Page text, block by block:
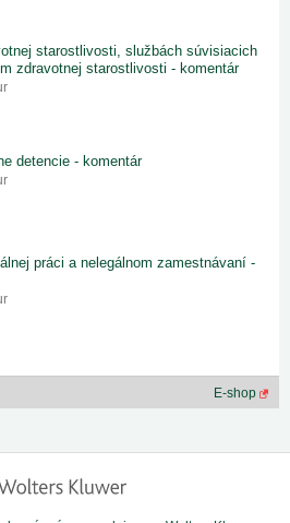
starostlivosti, službách súvisiacich
zdravotnej starostlivosti - komentár
detencie - komentár
práci a nelegálnom zamestnávaní -
E-shop